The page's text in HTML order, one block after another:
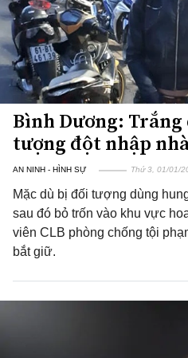
Bình Dương:
tượng đột nhập
AN NINH - HÌNH SỰ Thứ 3, 01/01/
Mặc dù bị đối tượng dùng
sau đó bỏ trốn vào khu vực
viên CLB phòng chống tội
bắt giữ.